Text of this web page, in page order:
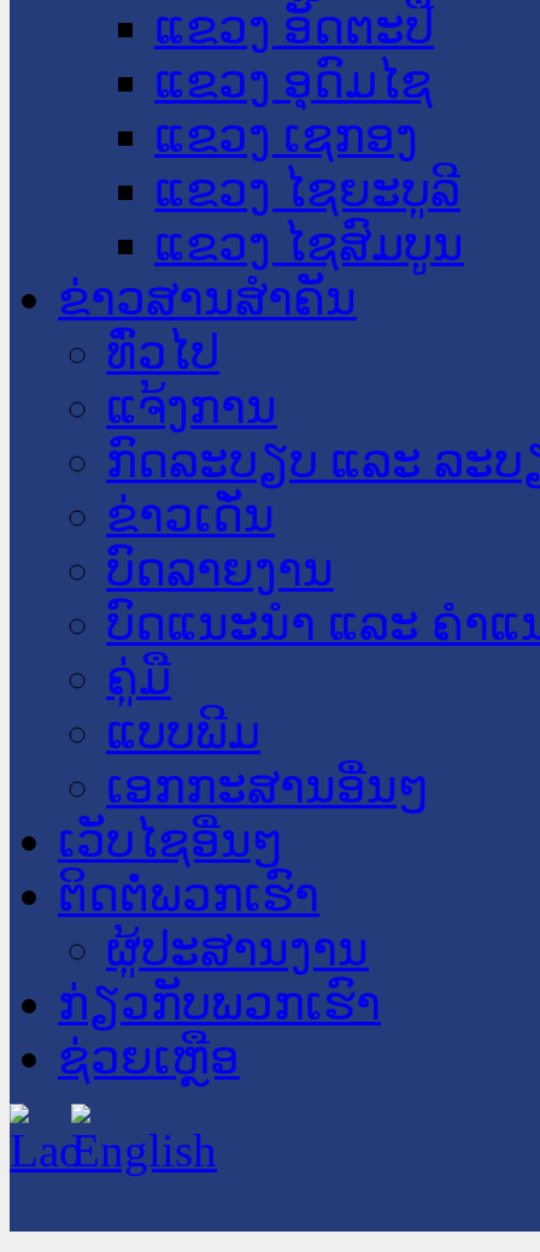
ແຂວງ ອັດຕະປື
ແຂວງ ອຸດົມໄຊ
ແຂວງ ເຊກອງ
ແຂວງ ໄຊຍະບູລີ
ແຂວງ ໄຊສົມບູນ
ຂ່າວສານສໍາຄັນ
​ທົ່ວ​ໄປ
ແຈ້ງການ
ກົດລະບຽບ ແລະ ລະບ
ຂ່າວເດັ່ນ
ບົດລາຍງານ
ບົດແນະນໍາ ແລະ ຄໍາແ
ຄູ່ມື
ແບບພີມ
ເອກກະສານອື່ນໆ
ເວັບໄຊອື່ນໆ
ຕິດຕໍ່ພວກເຮົາ
ຜູ້ປະສານງານ
ກ່ຽວກັບພວກເຮົາ
ຊ່ວຍເຫຼືອ